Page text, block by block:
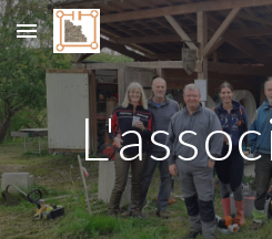
Skip to main content